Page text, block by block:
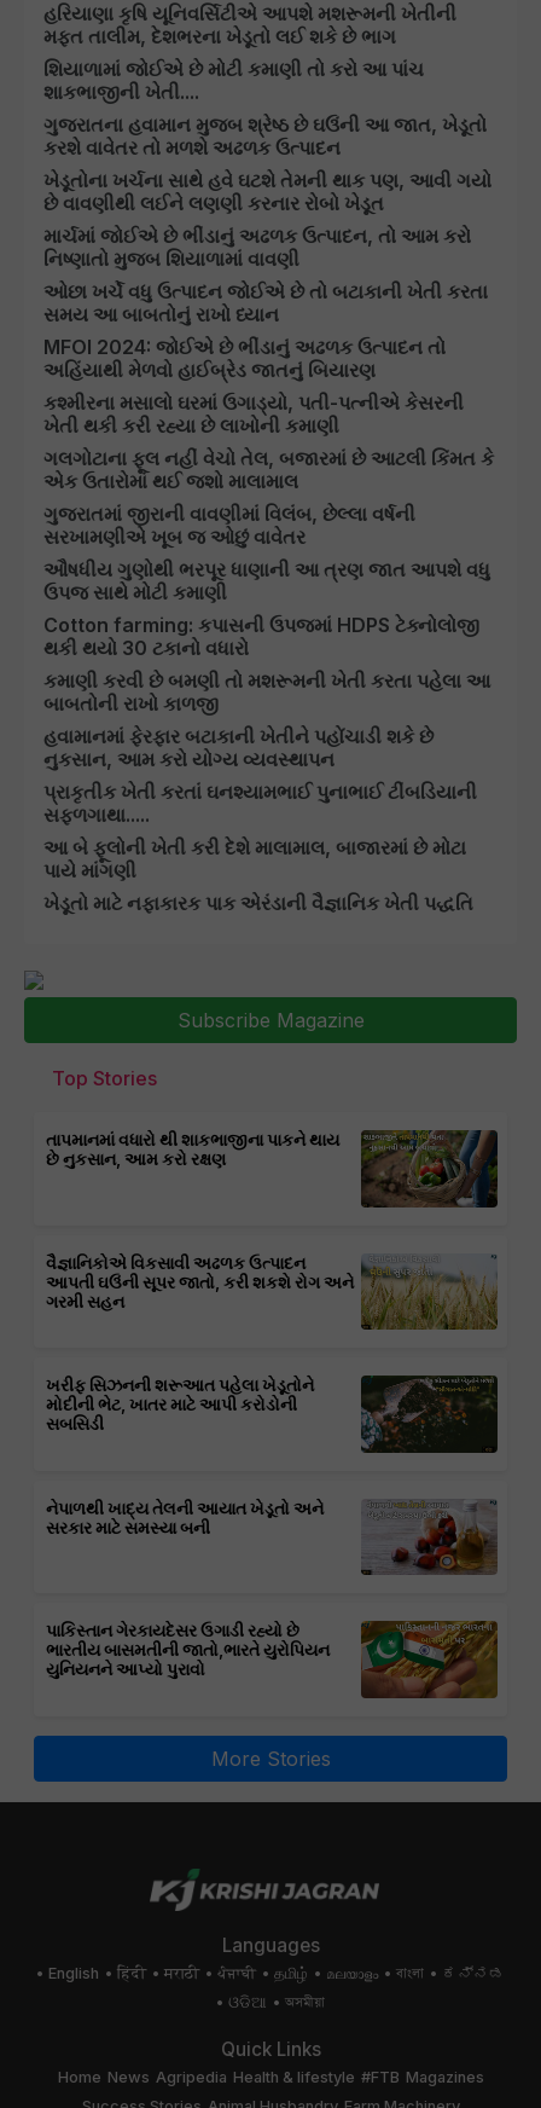
હરિયાણા કૃષિ યૂનિવર્સિટીએ આપશે મશરૂમની ખેતીની
મફ્ત તાલીમ, દેશભરના ખેડૂતો લઈ શકે છે ભાગ
શિયાળામાં જોઈએ છે મોટી કમાણી તો કરો આ પાંચ
શાકભાજીની ખેતી....
ગુજરાતના હવામાન મુજબ શ્રેષ્ઠ છે ઘઉંની આ જાત, ખેડૂતો
કરશે વાવેતર તો મળશે અઢળક ઉત્પાદન
ખેડૂતોના ખર્ચના સાથે હવે ઘટશે તેમની થાક પણ, આવી ગયો
છે વાવણીથી લઈને લણણી કરનાર રોબો ખેડૂત
માર્ચમાં જોઈએ છે ભીંડાનું અઢળક ઉત્પાદન, તો આમ કરો
નિષ્ણાતો મુજબ શિયાળામાં વાવણી
ઓછા ખર્ચે વધુ ઉત્પાદન જોઈએ છે તો બટાકાની ખેતી કરતા
સમય આ બાબતોનું રાખો ધ્યાન
MFOI 2024: જોઈએ છે ભીંડાનું અઢળક ઉત્પાદન તો
અહિંયાથી મેળવો હાઈબ્રેડ જાતનું બિયારણ
કશ્મીરના મસાલો ઘરમાં ઉગાડ્યો, પતી-પત્નીએ કેસરની
ખેતી થકી કરી રહ્યા છે લાખોની કમાણી
ગલગોટાના ફૂલ નહીં વેચો તેલ, બજારમાં છે આટલી કિંમત કે
એક ઉતારોમાં થઈ જશો માલામાલ
ગુજરાતમાં જીરાની વાવણીમાં વિલંબ, છેલ્લા વર્ષની
સરખામણીએ ખૂબ જ ઓછું વાવેતર
ઔષધીય ગુણોથી ભરપૂર ધાણાની આ ત્રણ જાત આપશે વધુ
ઉપજ સાથે મોટી કમાણી
Cotton farming: કપાસની ઉપજમાં HDPS ટેક્નોલોજી
થકી થયો 30 ટકાનો વધારો
કમાણી કરવી છે બમણી તો મશરૂમની ખેતી કરતા પહેલા આ
બાબતોની રાખો કાળજી
હવામાનમાં ફેરફાર બટાકાની ખેતીને પહોંચાડી શકે છે
નુકસાન, આમ કરો યોગ્ય વ્યવસ્થાપન
પ્રાકૃતીક ખેતી કરતાં ઘનશ્યામભાઈ પુનાભાઈ ટીંબડિયાની
સફળગાથા.....
આ બે ફૂલોની ખેતી કરી દેશે માલામાલ, બાજારમાં છે મોટા
પાયે માંગણી
ખેડૂતો માટે નફાકારક પાક એરંડાની વૈજ્ઞાનિક ખેતી પદ્ધતિ
Subscribe Magazine
Top Stories
તાપમાનમાં વધારો થી શાકભાજીના પાકને થાય
છે નુકસાન, આમ કરો રક્ષણ
વૈજ્ઞાનિકોએ વિકસાવી અઢળક ઉત્પાદન
આપતી ઘઉંની સૂપર જાતો, કરી શકશે રોગ અને
ગરમી સહન
ખરીફ સિઝનની શરૂઆત પહેલા ખેડૂતોને
મોદીની ભેટ, ખાતર માટે આપી કરોડોની
સબસિડી
નેપાળથી ખાદ્ય તેલની આયાત ખેડૂતો અને
સરકાર માટે સમસ્યા બની
પાકિસ્તાન ગેરકાયદેસર ઉગાડી રહ્યો છે
ભારતીય બાસમતીની જાતો,ભારતે યુરોપિયન
યુનિયનને આપ્યો પુરાવો
More Stories
Languages
English हिंदी मराठी ਪੰਜਾਬੀ தமிழ் മലയാളം বাংলা
ಕನ್ನಡ
ଓଡିଆ
অসমীয়া
Quick Links
Home News Agripedia Health & lifestyle #FTB Magazines